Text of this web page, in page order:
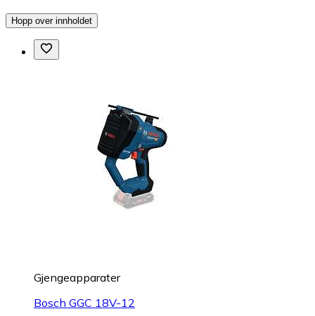
Hopp over innholdet
Gjengeapparater
Bosch GGC 18V-12